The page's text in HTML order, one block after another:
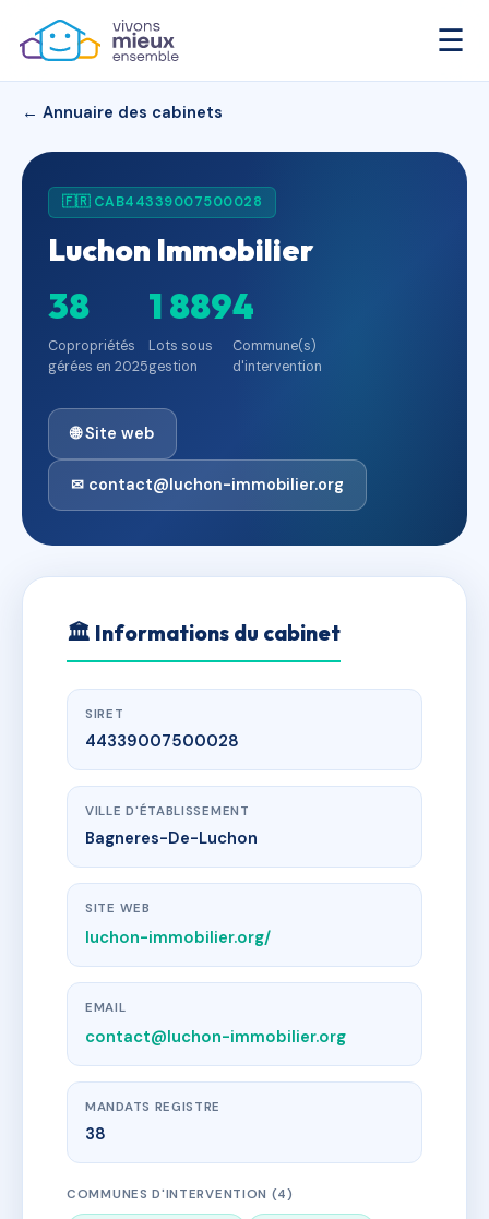
☰
← Annuaire des cabinets
🇫🇷 CAB44339007500028
Luchon Immobilier
38
Copropriétés
gérées en 2025
1 889
Lots sous
gestion
4
Commune(s)
d'intervention
🌐 Site web
✉ contact@luchon-immobilier.org
🏛 Informations du cabinet
SIRET
44339007500028
VILLE D'ÉTABLISSEMENT
Bagneres-De-Luchon
SITE WEB
luchon-immobilier.org/
EMAIL
contact@luchon-immobilier.org
MANDATS REGISTRE
38
COMMUNES D'INTERVENTION (4)